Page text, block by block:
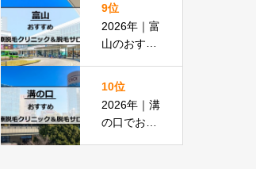
脱毛＆脱毛
サロン全15
選
9位
2026年｜富
山のおすす
クリニック
＆脱毛サロ
ン全18選
10位
2026年｜溝
の口でおす